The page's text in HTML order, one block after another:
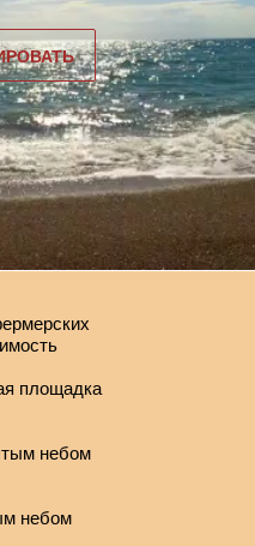
площадка
небом
небом